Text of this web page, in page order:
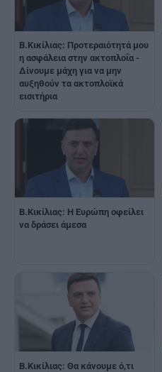
Β.Κικίλιας: Προτεραιότητά μου
η ασφάλεια στην ακτοπλοΐα -
Δίνουμε μάχη για να μην
αυξηθούν τα ακτοπλοϊκά
εισιτήρια
Β.Κικίλιας: Η Ευρώπη οφείλει
να δράσει άμεσα
Β.Κικίλιας: Θα κάνουμε ό,τι